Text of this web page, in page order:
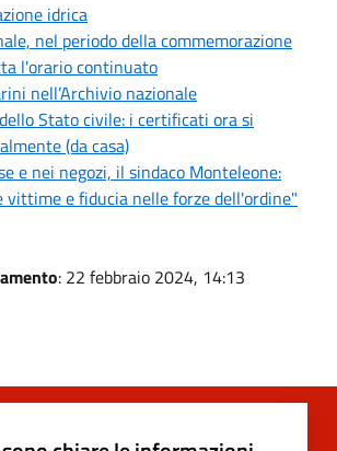
idrica
nel periodo della commemorazione
l'orario continuato
nell’Archivio nazionale
Stato civile: i certificati ora si
(da casa)
e nei negozi, il sindaco Monteleone:
vittime e fiducia nelle forze dell'ordine"
: 22 febbraio 2024, 14:13